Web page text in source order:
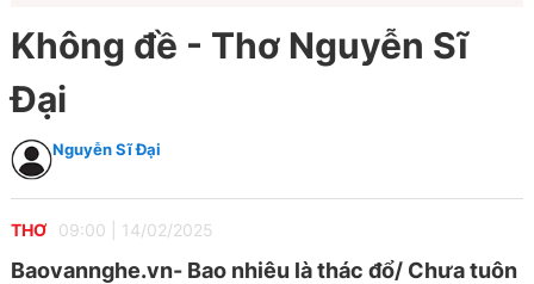
Không đề - Thơ Nguyễn Sĩ
Đại
Nguyễn Sĩ Đại
THƠ 09:00 14/02/2025
Baovannghe.vn- Bao nhiêu là thác đổ/ Chưa tuôn